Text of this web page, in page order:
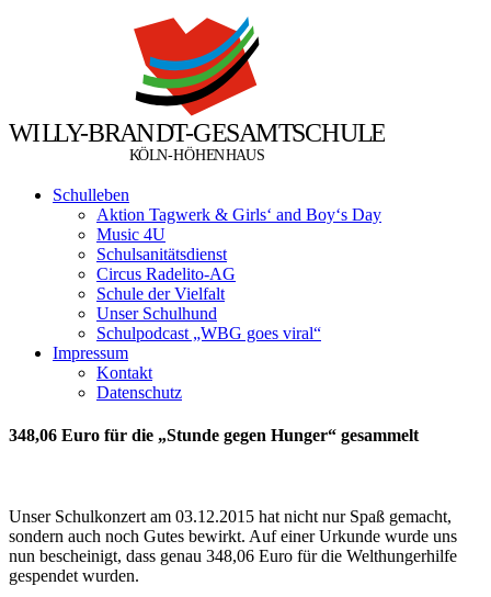
WILLY-BRANDT-GESAMTSCHULE
KÖLN-HÖHENHAUS
Schulleben
Aktion Tagwerk & Girls‘ and Boy‘s Day
Music 4U
Schulsanitätsdienst
Circus Radelito-AG
Schule der Vielfalt
Unser Schulhund
Schulpodcast „WBG goes viral“
Impressum
Kontakt
Datenschutz
348,06 Euro für die „Stunde gegen Hunger“ gesammelt
Unser Schulkonzert am 03.12.2015 hat nicht nur Spaß gemacht,
sondern auch noch Gutes bewirkt. Auf einer Urkunde wurde uns
nun bescheinigt, dass genau 348,06 Euro für die Welthungerhilfe
gespendet wurden.